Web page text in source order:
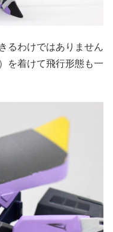
るわけではありません
を着けて飛行形態も一